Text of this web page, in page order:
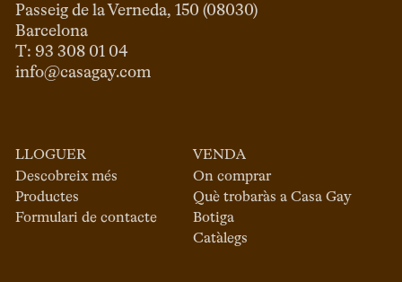
Passeig de la Verneda, 150 (08030)
Barcelona
info@casagay.com
LLOGUER
Descobreix més
Productes
Formulari de contacte
VENDA
On comprar
Què trobaràs a Casa Gay
Botiga
Catàlegs